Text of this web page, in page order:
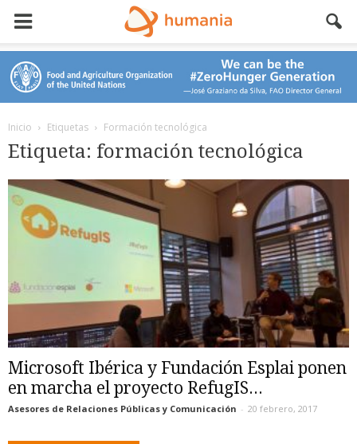
Inicio Etiquetas Formación tecnológica
Etiqueta: formación tecnológica
Microsoft Ibérica y Fundación Esplai ponen
en marcha el proyecto RefugIS...
Asesores de Relaciones Públicas y Comunicación - 20 febrero, 2017